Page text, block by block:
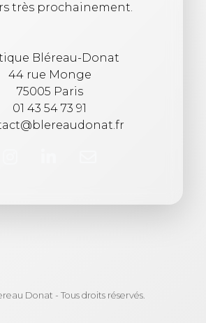
très prochainement.
Bléreau-Donat
44 rue Monge
75005 Paris
01 43 54 73 91
Donat - Tous droits réservés.